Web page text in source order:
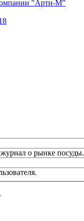
"Арти-М"
о рынке посуды.